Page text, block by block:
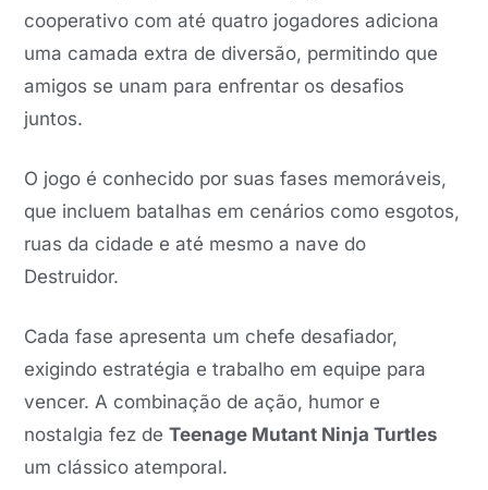
cooperativo com até quatro jogadores adiciona
uma camada extra de diversão, permitindo que
amigos se unam para enfrentar os desafios
juntos.
O jogo é conhecido por suas fases memoráveis,
que incluem batalhas em cenários como esgotos,
ruas da cidade e até mesmo a nave do
Destruidor.
Cada fase apresenta um chefe desafiador,
exigindo estratégia e trabalho em equipe para
vencer. A combinação de ação, humor e
nostalgia fez deTeenage Mutant Ninja Turtles
um clássico atemporal.